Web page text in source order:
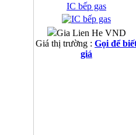
IC bếp gas
Gia Lien He VND
Giá thị trường : Gọi để
giá